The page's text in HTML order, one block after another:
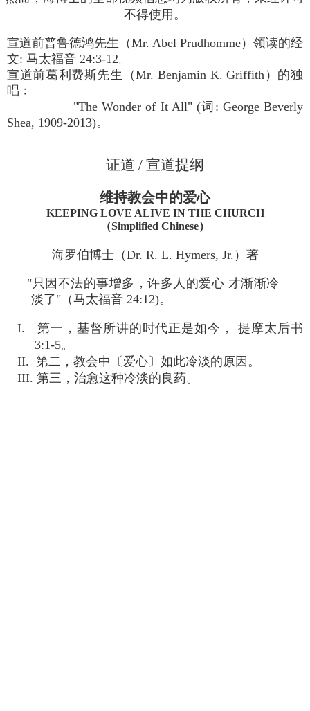
不得使用。
宣道前普鲁德鸿先生（Mr. Abel Prudhomme）领读的经
文: 马太福音 24:3-12。
宣道前葛利费斯先生（Mr. Benjamin K. Griffith）的独
唱﹕
"The Wonder of It All" (词: George Beverly
Shea, 1909-2013)。
证道 / 宣道提纲
维持教会中的爱心
KEEPING LOVE ALIVE IN THE CHURCH
（Simplified Chinese）
海罗伯博士（Dr. R. L. Hymers, Jr.）著
"只因不法的事增多，许多人的爱心 才渐渐冷
淡了"（马太福音 24:12)。
I. 第一，基督所讲的时代正是如今， 提摩太后书
3:1-5。
II. 第二，教会中〔爱心〕如此冷淡的原因。
III. 第三，治愈这种冷淡的良药。